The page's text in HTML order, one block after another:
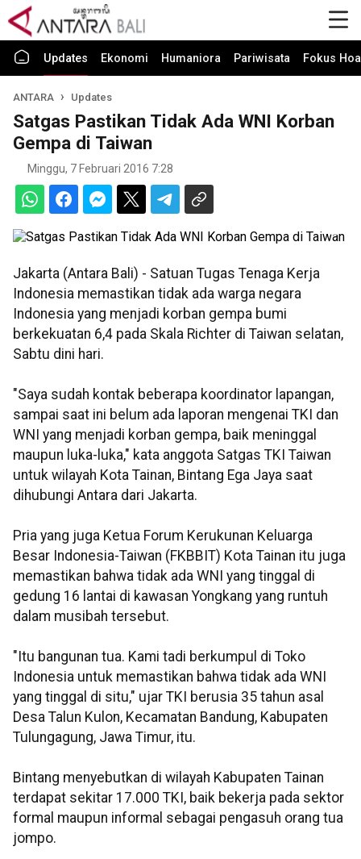
Updates Ekonomi Humaniora Pariwisata Fokus
ANTARA Updates
Satgas Pastikan Tidak Ada WNI Korban
Gempa di Taiwan
Minggu, 7 Februari 2016 7:28
Jakarta (Antara Bali) - Satuan Tugas Tenaga Kerja
Indonesia memastikan tidak ada warga negara
Indonesia yang menjadi korban gempa bumi
berkekuatan 6,4 pada Skala Richter di Taiwan selatan,
Sabtu dini hari.
"Saya sudah kontak beberapa koordinator lapangan,
sampai saat ini belum ada laporan mengenai TKI dan
WNI yang menjadi korban gempa, baik meninggal
maupun luka-luka," kata anggota Satgas TKI Taiwan
untuk wilayah Kota Tainan, Bintang Ega Jaya saat
dihubungi Antara dari Jakarta.
Pria yang juga Ketua Forum Kerukunan Keluarga
Besar Indonesia-Taiwan (FKBBIT) Kota Tainan itu juga
memastikan bahwa tidak ada WNI yang tinggal di
gedung 16 lantai di kawasan Yongkang yang runtuh
dalam musibah tersebut.
"Itu bangunan tua. Kami tadi berkumpul di Toko
Indonesia untuk memastikan bahwa tidak ada WNI
yang tinggal di situ," ujar TKI berusia 35 tahun asal
Desa Talun Kulon, Kecamatan Bandung, Kabupaten
Tulungagung, Jawa Timur, itu.
Bintang menyebutkan di wilayah Kabupaten Tainan
terdapat sekitar 17.000 TKI, baik bekerja pada sektor
formal maupun informal sebagai pengasuh orang tua
jompo.